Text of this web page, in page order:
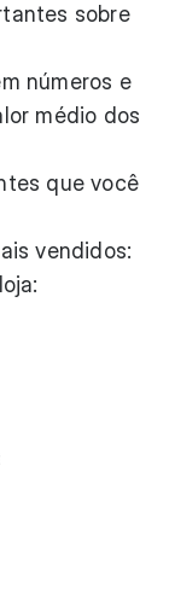
sobre
números e
médio dos
que você
vendidos: